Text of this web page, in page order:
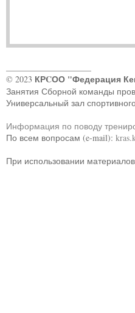
© 2023 КРCОО "Федерация
Занятия Сборной команды
Универсальный зал
Информация по поводу
По всем вопросам (e-mail):
При использовании